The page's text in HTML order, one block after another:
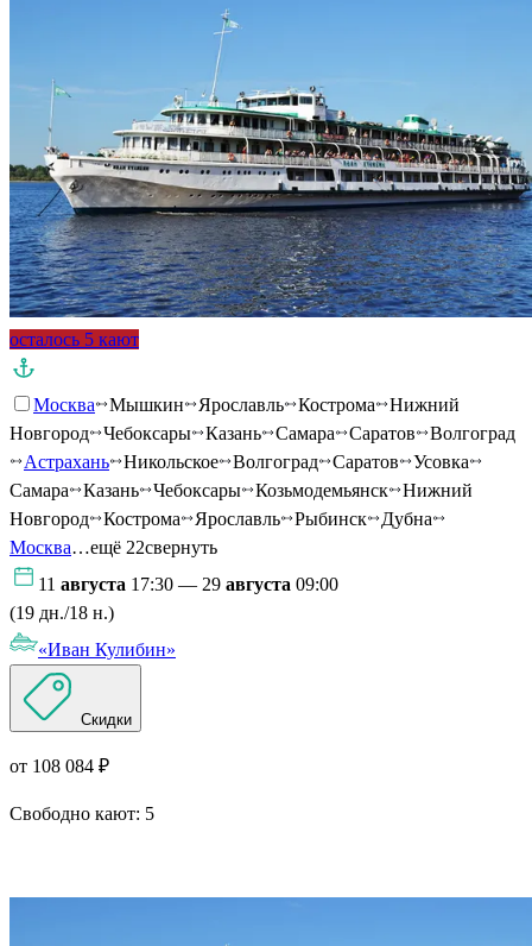
осталось 5 кают
Москва Мышкин Ярославль Кострома
Нижний
Новгород
Чебоксары Казань Самара Саратов
Волгоград
Астрахань
Никольское Волгоград Саратов
Усовка
Самара
Казань Чебоксары Козьмодемьянск
Нижний
Новгород
Кострома Ярославль Рыбинск
Дубна
Москва…ещё 22свернуть
11 августа 17:30 — 29 августа 09:00
(19 дн./18 н.)
«Иван Кулибин»
Скидки
от 108 084 ₽
Свободно кают: 5